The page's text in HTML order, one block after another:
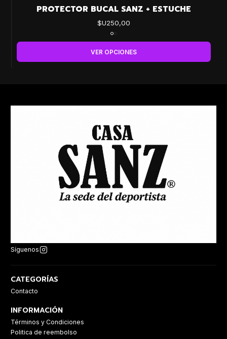
PROTECTOR BUCAL SANZ + ESTUCHE
$U250,00
VER OPCIONES
Síguenos
CATEGORÍAS
Contacto
INFORMACIÓN
Términos y Condiciones
Politica de reembolso